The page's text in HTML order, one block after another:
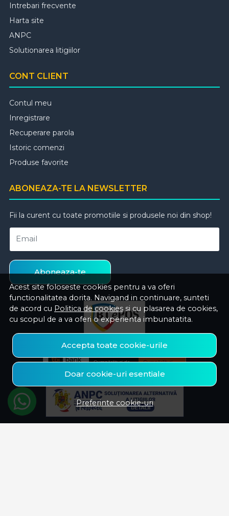
Acest site foloseste cookies pentru a va oferi
functionalitatea dorita. Navigand in continuare, sunteti
de acord cu Politica de cookies si cu plasarea de cookies,
cu scopul de a va oferi o experienta imbunatatita.
Accepta toate cookie-urile
Doar cookie-uri esentiale
Preferinte cookie-uri
Intrebari frecvente
Harta site
ANPC
Solutionarea litigiilor
CONT CLIENT
Contul meu
Inregistrare
Recuperare parola
Istoric comenzi
Produse favorite
ABONEAZA-TE LA NEWSLETTER
Fii la curent cu toate promotiile si produsele noi din shop!
Email
Aboneaza-te